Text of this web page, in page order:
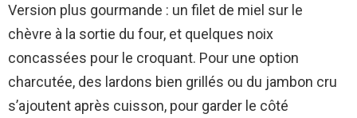
Version plus gourmande : un filet de miel sur le
chèvre à la sortie du four, et quelques noix
concassées pour le croquant. Pour une option
charcutée, des lardons bien grillés ou du jambon cru
s’ajoutent après cuisson, pour garder le côté